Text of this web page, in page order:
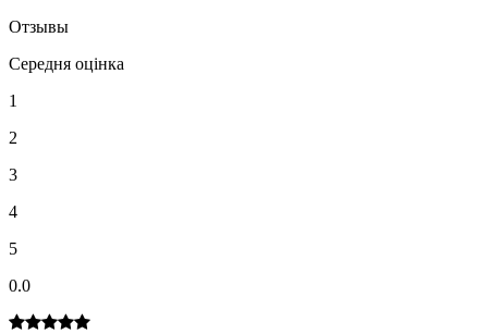
Отзывы
Середня оцінка
1
2
3
4
5
0.0